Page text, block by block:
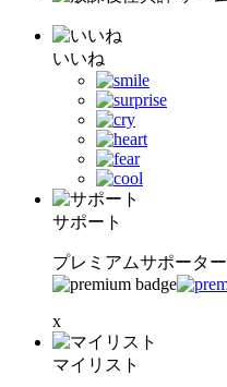
いいね
サポート
プレミアムサポーター
x
マイリスト